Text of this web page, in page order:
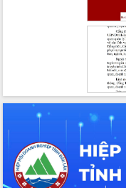
tại Trung tâm Phục vụ hành
Đắk Lắk: Tôn vinh 46 giải pháp
thi Sáng tạo Kỹ thuật 2024 -
Đắk Lắk rà soát, điều chỉnh Đề
về phát triển nuôi trồng thủy
Phó Chủ tịch UBND tỉnh Đắk
Trương Công Thái kiểm tra thực
Dự án cao tốc Khánh Hòa - Buôn
Thuột
Định vị cà phê Việt Nam như
sản sống” trong dòng chảy